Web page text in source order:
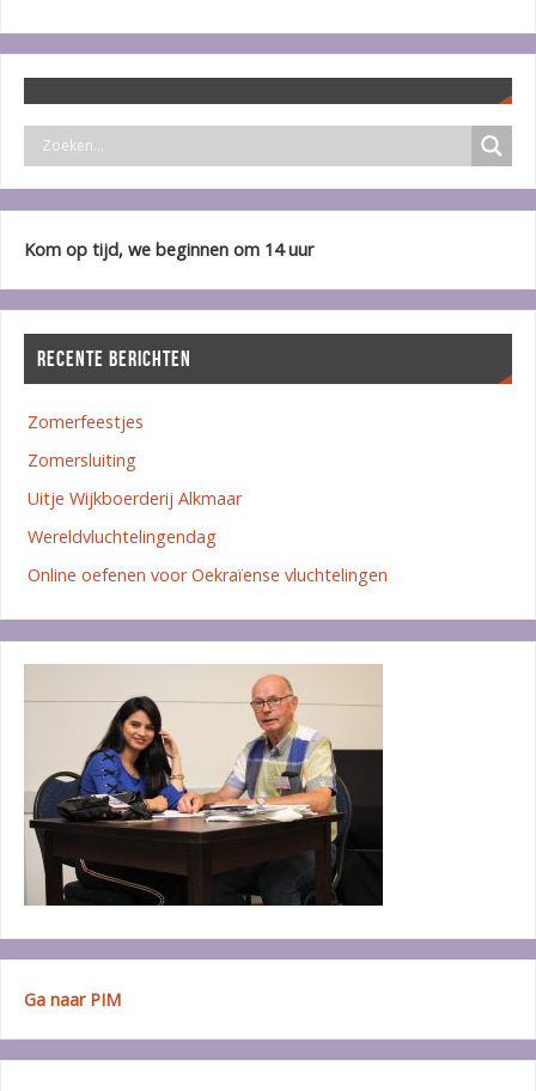
Kom op tijd, we beginnen om 14 uur
RECENTE BERICHTEN
Zomerfeestjes
Zomersluiting
Uitje Wijkboerderij Alkmaar
Wereldvluchtelingendag
Online oefenen voor Oekraïense vluchtelingen
Ga naar PIM